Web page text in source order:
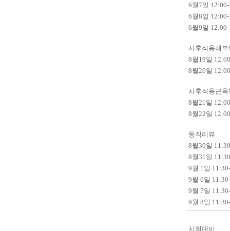
6월7일
6월8일
6월9일
사후적용해부
8월19일
8월20일
사후적용근육
8월21일
8월22일
동작리뷰
8월30일
8월31일
9월 1일
9월 6일
9월 7일
9월 8일
시험대비